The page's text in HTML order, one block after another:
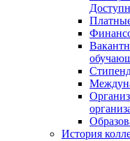
История